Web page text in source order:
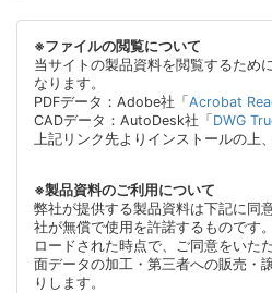
※ファイルの閲覧について
当サイトの製品資料を閲覧するため
なります。
PDFデータ：Adobe社「 Acrobat
CADデータ：AutoDesk社「 DWG
上記リンク先よりインストールの上
※製品資料のご利用について
弊社が提供する製品資料は下記に同
社が無償で使用を許諾するものです
ロードされた時点で、ご同意をいた
面データの加工・第三者への販売・
りします。